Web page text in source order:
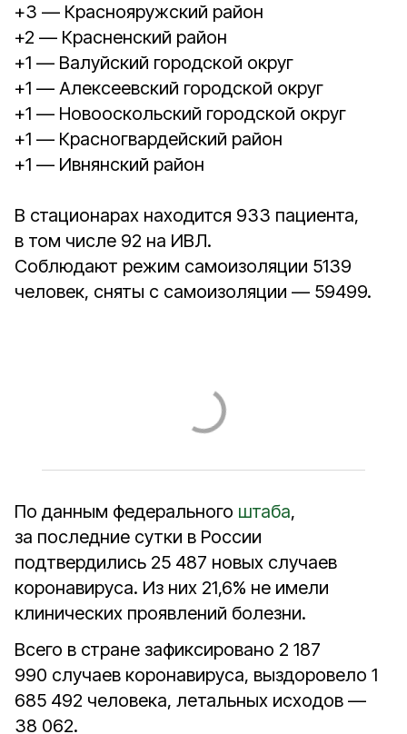
+3 — Краснояружский район
+2 — Красненский район
+1 — Валуйский городской округ
+1 — Алексеевский городской округ
+1 — Новооскольский городской округ
+1 — Красногвардейский район
+1 — Ивнянский район
В стационарах находится 933 пациента,
в том числе 92 на ИВЛ.
Соблюдают режим самоизоляции 5139
человек, сняты с самоизоляции — 59499.
По данным федерального штаба,
за последние сутки в России
подтвердились 25 487 новых случаев
коронавируса. Из них 21,6% не имели
клинических проявлений болезни.
Всего в стране зафиксировано 2 187
990 случаев коронавируса, выздоровело 1
685 492 человека, летальных исходов —
38 062.